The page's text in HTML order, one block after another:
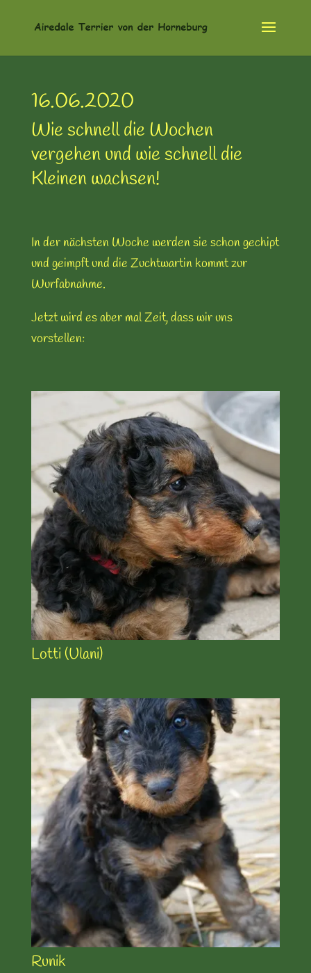
16.06.2020
Wie schnell die Wochen
vergehen und wie schnell die
Kleinen wachsen!
In der nächsten Woche werden sie schon gechipt
und geimpft und die Zuchtwartin kommt zur
Wurfabnahme.
Jetzt wird es aber mal Zeit, dass wir uns
vorstellen:
Lotti (Ulani)
Runik